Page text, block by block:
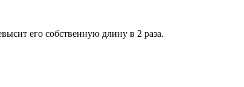
его собственную длину в 2 раза.